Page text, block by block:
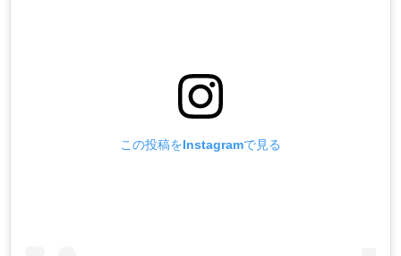
この投稿をInstagramで見る